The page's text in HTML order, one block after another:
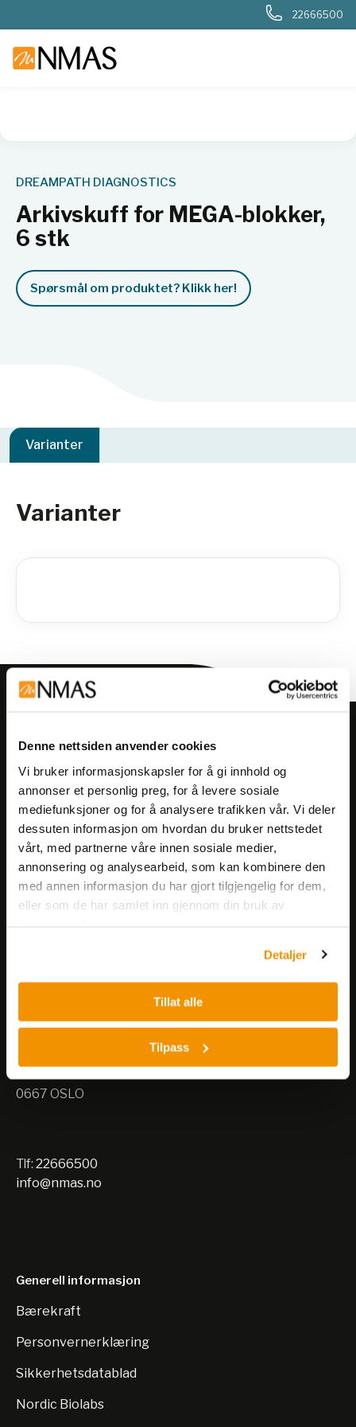
Denne nettsiden anvender cookies
Vi bruker informasjonskapsler for å gi innhold og
annonser et personlig preg, for å levere sosiale
mediefunksjoner og for å analysere trafikken vår. Vi deler
dessuten informasjon om hvordan du bruker nettstedet
vårt, med partnerne våre innen sosiale medier,
annonsering og analysearbeid, som kan kombinere den
med annen informasjon du har gjort tilgjengelig for dem,
eller som de har samlet inn gjennom din bruk av
Detaljer
Tillat alle
Tilpass
22666500
DREAMPATH DIAGNOSTICS
Arkivskuff for MEGA-blokker,
6 stk
Spørsmål om produktet? Klikk her!
Varianter
Varianter
Meld deg på vårt nyhetsbrev!
arrangementer og kampanjer.
Meld på nyhetsbrev
Nils Hansens vei 8
0667 OSLO
Tlf: 22666500
info@nmas.no
Generell informasjon
Bærekraft
Personvernerklæring
Sikkerhetsdatablad
Nordic Biolabs